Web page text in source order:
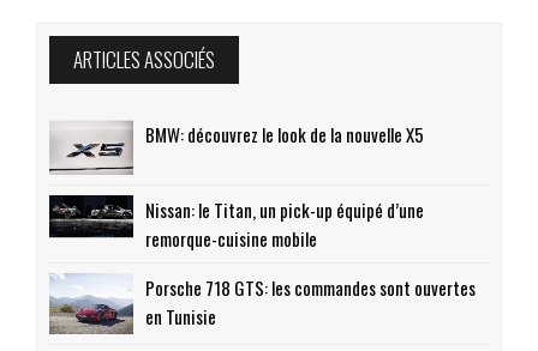
ARTICLES ASSOCIÉS
BMW: découvrez le look de la nouvelle X5
Nissan: le Titan, un pick-up équipé d’une
remorque-cuisine mobile
Porsche 718 GTS: les commandes sont ouvertes
en Tunisie